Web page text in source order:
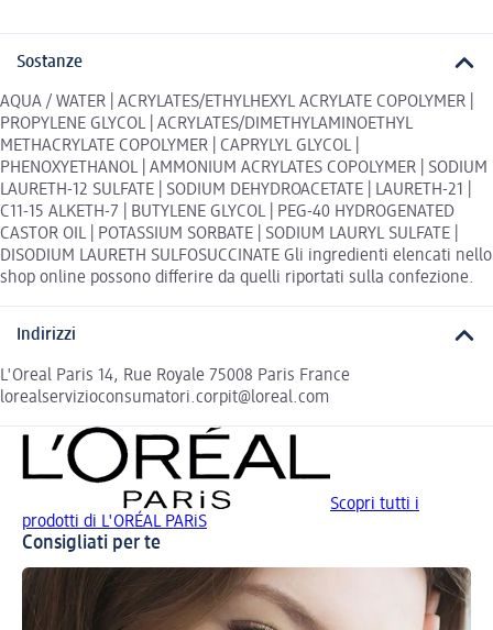
Sostanze
AQUA / WATER | ACRYLATES/ETHYLHEXYL ACRYLATE COPOLYMER |
PROPYLENE GLYCOL | ACRYLATES/DIMETHYLAMINOETHYL
METHACRYLATE COPOLYMER | CAPRYLYL GLYCOL |
PHENOXYETHANOL | AMMONIUM ACRYLATES COPOLYMER | SODIUM
LAURETH-12 SULFATE | SODIUM DEHYDROACETATE | LAURETH-21 |
C11-15 ALKETH-7 | BUTYLENE GLYCOL | PEG-40 HYDROGENATED
CASTOR OIL | POTASSIUM SORBATE | SODIUM LAURYL SULFATE |
DISODIUM LAURETH SULFOSUCCINATE Gli ingredienti elencati nello
shop online possono differire da quelli riportati sulla confezione.
Indirizzi
L'Oreal Paris 14, Rue Royale 75008 Paris France
lorealservizioconsumatori.corpit@loreal.com
Scopri tutti i
prodotti di L'ORÉAL PARiS
Consigliati per te